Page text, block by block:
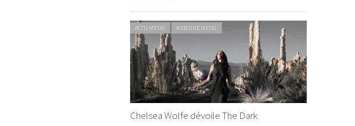
ACTU METAL WEBZINE METAL
Chelsea Wolfe dévoile The Dark